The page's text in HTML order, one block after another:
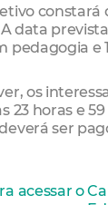
data
pedagogia e
os
23 horas e
ser
acessar o